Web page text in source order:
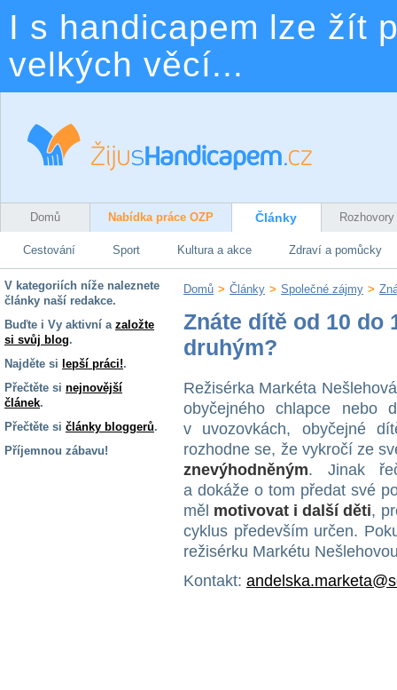
I s handicapem lze žít
velkých věcí...
Domů Nabídka práce OZP Články Rozhovory
Cestování Sport Kultura a akce Zdraví a pomůcky
V kategoriích níže naleznete
články naší redakce.
Buďte i Vy aktivní a založte
si svůj blog.
Najděte si lepší práci!.
Přečtěte si nejnovější
článek.
Přečtěte si články bloggerů.
Příjemnou zábavu!
Domů > Články > Společné zájmy >
Znáte dítě od 10 do
druhým?
Režisérka Markéta
obyčejného chlapce
v uvozovkách, obyčejné
rozhodne se, že vykročí ze
znevýhodněným. Jinak
a dokáže o tom předat své
měl motivovat i další děti,
cyklus především určen.
režisérku Markétu
Kontakt: